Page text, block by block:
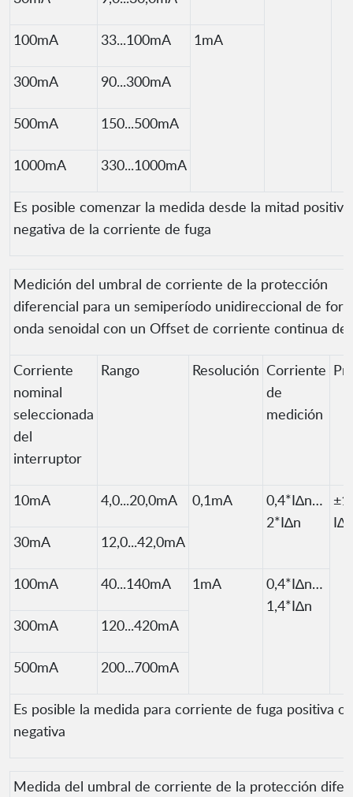
100mA 33...100mA 1mA
300mA 90...300mA
500mA 150...500mA
1000mA 330...1000mA
Es posible comenzar la medida desde la mitad
negativa de la corriente de fuga
Medición del umbral de corriente de la protección
diferencial para un semiperíodo unidireccional de
onda senoidal con un Offset de corriente continua de
Corriente
nominal
seleccionada
del
interruptor
Rango Resolución Corriente
de
medición
10mA 4,0...20,0mA 0,1mA
0,4*I∆n…
2*I∆n
I∆n
30mA
12,0...42,0mA
100mA 40...140mA 1mA
0,4*I∆n…
1,4*I∆n
300mA
120...420mA
500mA 200...700mA
Es posible la medida para corriente de fuga positiva o
negativa
Medida del umbral de corriente de la protección